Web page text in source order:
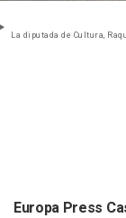
La diputada de Cultura,
Europa Press